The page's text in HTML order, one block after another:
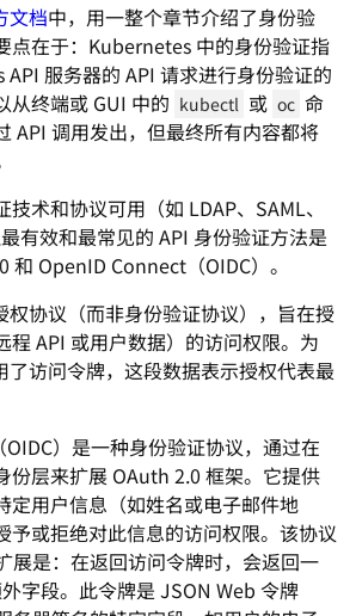
文档中，用一整个章节介绍了身份验
点在于：Kubernetes 中的身份验证指
服务器的 API 请求进行身份验证的
从终端或 GUI 中的 kubectl 或 oc 命
API 调用发出，但最终所有内容都将
术和协议可用（如 LDAP、SAML、
有效和最常见的 API 身份验证方法是
和 OpenID Connect（OIDC）。
权协议（而非身份验证协议），旨在授
程 API 或用户数据）的访问权限。为
了访问令牌，这段数据表示授权代表最
）是一种身份验证协议，通过在
份层来扩展 OAuth 2.0 框架。它提供
定用户信息（如姓名或电子邮件地
予或拒绝对此信息的访问权限。该协议
展是：在返回访问令牌时，会返回一
字段。此令牌是 JSON Web 令牌